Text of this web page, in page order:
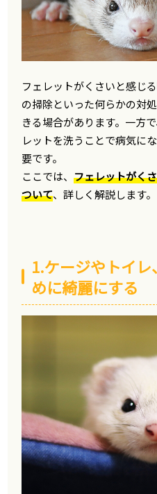
フェレットがくさいと感じ
の掃除といった何らかの対
きる場合があります。一方
レットを洗うことで病気に
要です。
ここでは、フェレットがく
ついて、詳しく解説します。
1.ケージやトイ
めに綺麗にする